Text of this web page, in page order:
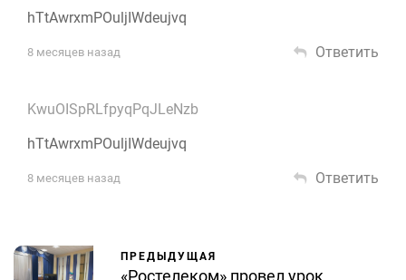
hTtAwrxmPOuljIWdeujvq
8 месяцев назад Ответить
KwuOISpRLfpyqPqJLeNzb
hTtAwrxmPOuljIWdeujvq
8 месяцев назад Ответить
ПРЕДЫДУЩАЯ